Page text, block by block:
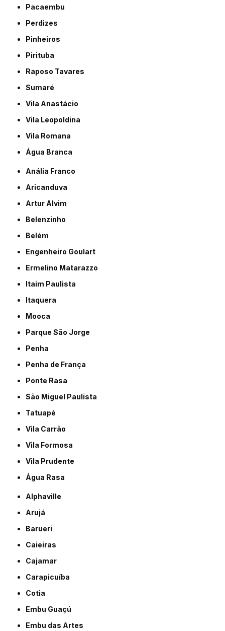
Pacaembu
Perdizes
Pinheiros
Pirituba
Raposo Tavares
Sumaré
Vila Anastácio
Vila Leopoldina
Vila Romana
Água Branca
Anália Franco
Aricanduva
Artur Alvim
Belenzinho
Belém
Engenheiro Goulart
Ermelino Matarazzo
Itaim Paulista
Itaquera
Mooca
Parque São Jorge
Penha
Penha de França
Ponte Rasa
São Miguel Paulista
Tatuapé
Vila Carrão
Vila Formosa
Vila Prudente
Água Rasa
Alphaville
Arujá
Barueri
Caieiras
Cajamar
Carapicuíba
Cotia
Embu Guaçú
Embu das Artes